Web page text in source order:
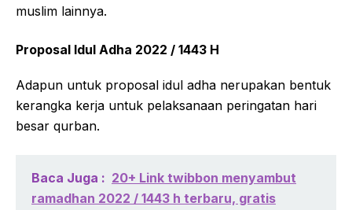
muslim lainnya.
Proposal Idul Adha 2022 / 1443 H
Adapun untuk proposal idul adha nerupakan bentuk
kerangka kerja untuk pelaksanaan peringatan hari
besar qurban.
Baca Juga : 20+ Link twibbon menyambut
ramadhan 2022 / 1443 h terbaru, gratis